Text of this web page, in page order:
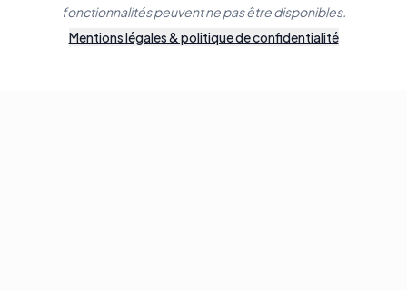
fonctionnalités peuvent ne pas être disponibles.
Mentions légales & politique de confidentialité